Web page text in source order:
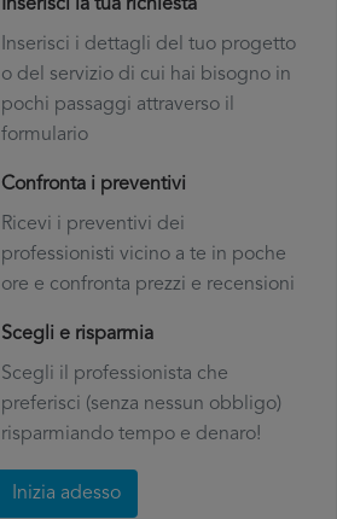
Inserisci la tua richiesta
Inserisci i dettagli del tuo progetto
o del servizio di cui hai bisogno in
pochi passaggi attraverso il
formulario
Confronta i preventivi
Ricevi i preventivi dei
professionisti vicino a te in poche
ore e confronta prezzi e recensioni
Scegli e risparmia
Scegli il professionista che
preferisci (senza nessun obbligo)
risparmiando tempo e denaro!
Inizia adesso